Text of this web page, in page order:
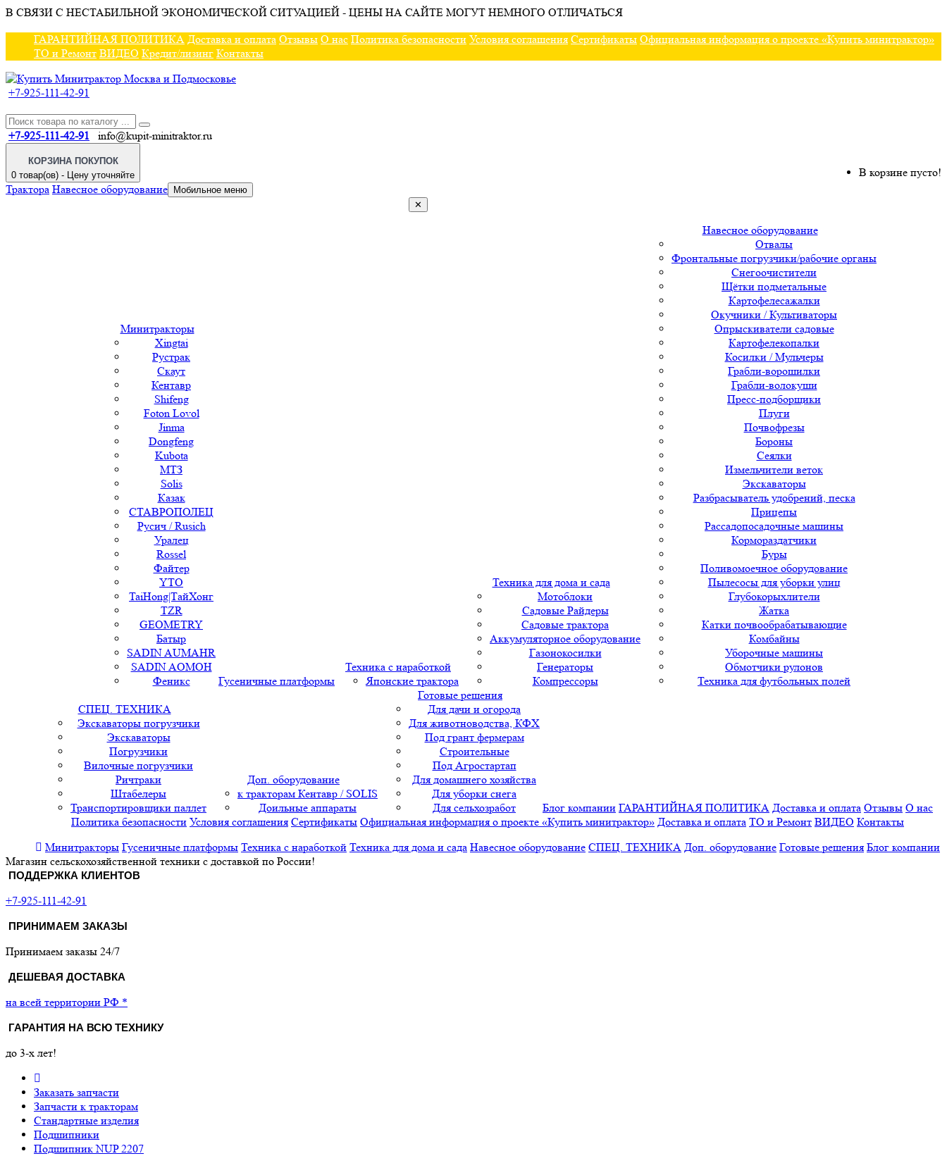
В СВЯЗИ С НЕСТАБИЛЬНОЙ ЭКОНОМИЧЕСКОЙ СИТУАЦИЕЙ - ЦЕНЫ НА САЙТЕ МОГУТ НЕМНОГО ОТЛИЧАТЬСЯ
ГАРАНТИЙНАЯ ПОЛИТИКА Доставка и оплата Отзывы О нас Политика безопасности Условия соглашения Сертификаты Официальная информация о проекте «Купить минитрактор»
ТО и Ремонт ВИДЕО Кредит/лизинг Контакты
+7-925-111-42-91
+7-925-111-42-91 info@kupit-minitraktor.ru
КОРЗИНА ПОКУПОК
0 товар(ов) - Цену уточняйте
В корзине пусто!
Трактора Навесное оборудование
Мобильное меню
✕
Минитракторы
Xingtai
Рустрак
Скаут
Кентавр
Shifeng
Foton Lovol
Jinma
Dongfeng
Kubota
МТЗ
Solis
Казак
СТАВРОПОЛЕЦ
Русич / Rusich
Уралец
Rossel
Файтер
YTO
TaiHong|ТайХонг
TZR
GEOMETRY
Батыр
SADIN AUMAHR
SADIN AOMOH
Феникс
Гусеничные платформы
Техника с наработкой
Японские трактора
Техника для дома и сада
Мотоблоки
Садовые Райдеры
Садовые трактора
Аккумуляторное оборудование
Газонокосилки
Генераторы
Компрессоры
Навесное оборудование
Отвалы
Фронтальные погрузчики/рабочие органы
Снегоочистители
Щётки подметальные
Картофелесажалки
Окучники / Культиваторы
Опрыскиватели садовые
Картофелекопалки
Косилки / Мульчеры
Грабли-ворошилки
Грабли-волокуши
Пресс-подборщики
Плуги
Почвофрезы
Бороны
Сеялки
Измельчители веток
Экскаваторы
Разбрасыватель удобрений, песка
Прицепы
Рассадопосадочные машины
Кормораздатчики
Буры
Поливомоечное оборудование
Пылесосы для уборки улиц
Глубокорыхлители
Жатка
Катки почвообрабатывающие
Комбайны
Уборочные машины
Обмотчики рулонов
Техника для футбольных полей
СПЕЦ. ТЕХНИКА
Экскаваторы погрузчики
Экскаваторы
Погрузчики
Вилочные погрузчики
Ричтраки
Штабелеры
Транспортировщики паллет
Доп. оборудование
к тракторам Кентавр / SOLIS
Доильные аппараты
Готовые решения
Для дачи и огорода
Для животноводства, КФХ
Под грант фермерам
Строительные
Под Агростартап
Для домашнего хозяйства
Для уборки снега
Для сельхозработ
Блог компании ГАРАНТИЙНАЯ ПОЛИТИКА Доставка и оплата Отзывы О нас
Политика безопасности Условия соглашения Сертификаты Официальная информация о проекте «Купить минитрактор» Доставка и оплата ТО и Ремонт ВИДЕО Контакты
Минитракторы Гусеничные платформы Техника с наработкой Техника для дома и сада Навесное оборудование СПЕЦ. ТЕХНИКА Доп. оборудование Готовые решения Блог компании
Магазин сельскохозяйственной техники с доставкой по России!
ПОДДЕРЖКА КЛИЕНТОВ
+7-925-111-42-91
ПРИНИМАЕМ ЗАКАЗЫ
Принимаем заказы 24/7
ДЕШЕВАЯ ДОСТАВКА
на всей территории РФ *
ГАРАНТИЯ НА ВСЮ ТЕХНИКУ
до 3-х лет!
Заказать запчасти
Запчасти к тракторам
Стандартные изделия
Подшипники
Подшипник NUP 2207